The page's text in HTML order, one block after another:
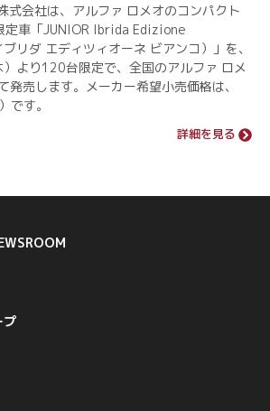
会社は、アルファ ロメオのコンパクト
定車「JUNIOR Ibrida Edizione
リダ エディツィオーネ ビアンコ）」を、
より120台限定で、全国のアルファ ロメ
発売します。メーカー希望小売価格は、
す。
詳細を見る